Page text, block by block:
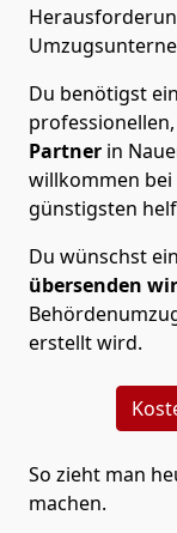
Du benötigst
professionellen,
Partner in
willkommen bei
günstigsten
Du wünschst
übersenden
erstellt wird.
So zieht man
machen.